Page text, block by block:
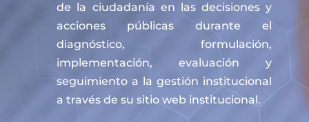
de la ciudadanía en las decisiones y
acciones públicas durante el
diagnóstico, formulación,
implementación, evaluación y
seguimiento a la gestión institucional
a través de su sitio web institucional.